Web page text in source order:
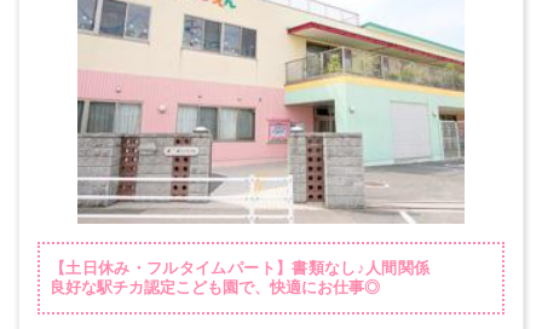
【土日休み・フルタイムパート】書類なし♪人間関係
良好な駅チカ認定こども園で、快適にお仕事◎